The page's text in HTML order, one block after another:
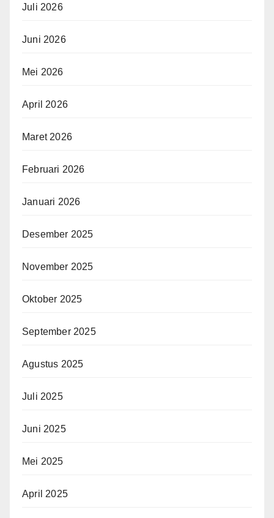
Juli 2026
Juni 2026
Mei 2026
April 2026
Maret 2026
Februari 2026
Januari 2026
Desember 2025
November 2025
Oktober 2025
September 2025
Agustus 2025
Juli 2025
Juni 2025
Mei 2025
April 2025